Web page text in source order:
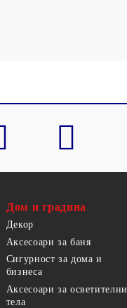
Дом и градина
Декор
Аксесоари за баня
Сигурност за дома и
бизнеса
Аксесоари за осветителни
тела